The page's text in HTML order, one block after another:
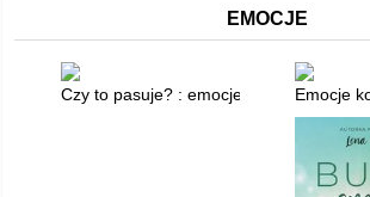
EMOCJE
Czy to pasuje? : emocje Emocje